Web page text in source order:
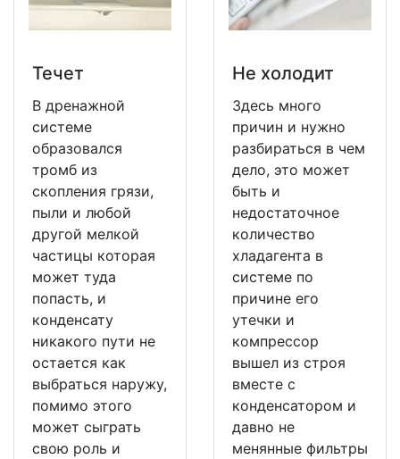
Течет
В дренажной
системе
образовался
тромб из
скопления грязи,
пыли и любой
другой мелкой
частицы которая
может туда
попасть, и
конденсату
никакого пути не
остается как
выбраться наружу,
помимо этого
может сыграть
свою роль и
Не холодит
Здесь много
причин и нужно
разбираться в чем
дело, это может
быть и
недостаточное
количество
хладагента в
системе по
причине его
утечки и
компрессор
вышел из строя
вместе с
конденсатором и
давно не
менянные фильтры